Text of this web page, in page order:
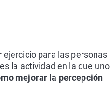
para las personas
la actividad en la que uno
mejorar la percepción